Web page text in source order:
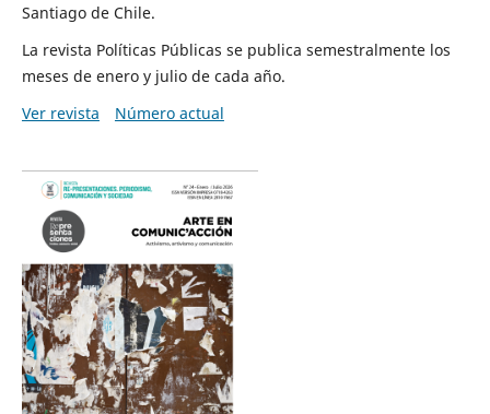
Santiago de Chile.
La revista Políticas Públicas se publica semestralmente los
meses de enero y julio de cada año.
Ver revista
Número actual